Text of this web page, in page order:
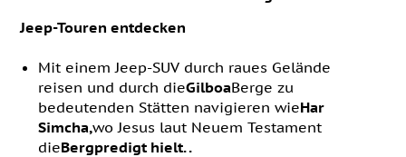
Jeep-Touren entdecken
Mit einem Jeep-SUV durch raues Gelände
reisen und durch dieGilboaBerge zu
bedeutenden Stätten navigieren wieHar
Simcha,wo Jesus laut Neuem Testament
dieBergpredigt hielt..